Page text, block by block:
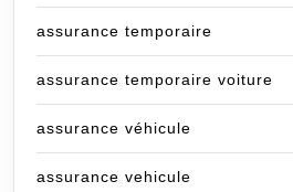
assurance temporaire
assurance temporaire voiture
assurance véhicule
assurance vehicule